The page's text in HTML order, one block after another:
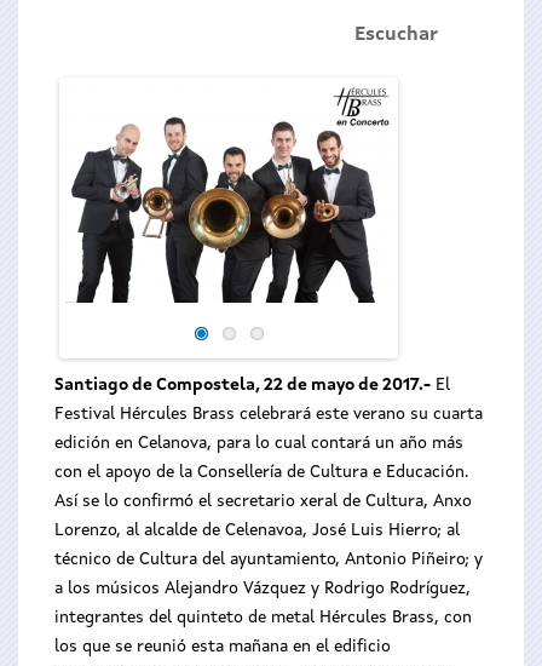
Escuchar
Santiago de Compostela, 22 de mayo de 2017.- El
Festival Hércules Brass celebrará este verano su cuarta
edición en Celanova, para lo cual contará un año más
con el apoyo de la Consellería de Cultura e Educación.
Así se lo confirmó el secretario xeral de Cultura, Anxo
Lorenzo, al alcalde de Celenavoa, José Luis Hierro; al
técnico de Cultura del ayuntamiento, Antonio Piñeiro; y
a los músicos Alejandro Vázquez y Rodrigo Rodríguez,
integrantes del quinteto de metal Hércules Brass, con
los que se reunió esta mañana en el edificio